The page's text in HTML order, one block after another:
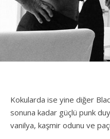
Kokularda ise yine diğer
sonuna kadar güçlü punk
vanilya, kaşmir odunu ve